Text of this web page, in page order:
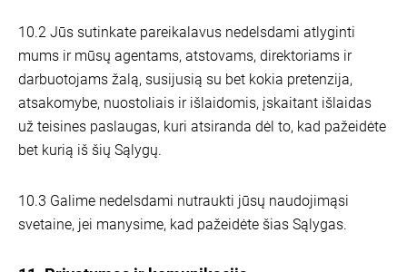
10.2 Jūs sutinkate pareikalavus nedelsdami atlyginti
mums ir mūsų agentams, atstovams, direktoriams ir
darbuotojams žalą, susijusią su bet kokia pretenzija,
atsakomybe, nuostoliais ir išlaidomis, įskaitant išlaidas
už teisines paslaugas, kuri atsiranda dėl to, kad pažeidėte
bet kurią iš šių Sąlygų.
10.3 Galime nedelsdami nutraukti jūsų naudojimąsi
svetaine, jei manysime, kad pažeidėte šias Sąlygas.